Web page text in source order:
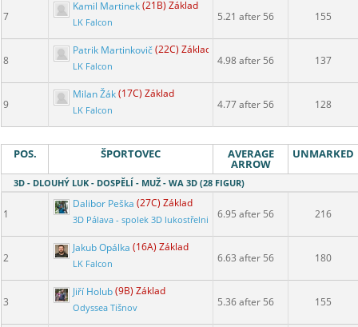
7
Kamil Martinek(21B) Základ
LK Falcon 5.21 after 56 155
8
Patrik Martinkovič(22C) Základ
LK Falcon 4.98 after 56 137
9
Milan Žák(17C) Základ
LK Falcon 4.77 after 56 128
POS. ŠPORTOVEC AVERAGE
ARROW
UNMARKED
3D - DLOUHÝ LUK - DOSPĚLÍ - MUŽ - WA 3D (28 FIGUR)
1
Dalibor Peška (27C) Základ
3D Pálava - spolek 3D lukostřelnice 6.95 after 56 216
2
Jakub Opálka (16A) Základ
LK Falcon 6.63 after 56 180
3
Jiří Holub(9B) Základ
Odyssea Tišnov 5.36 after 56 155